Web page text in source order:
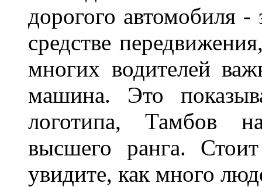
дорогого автомобиля
средстве
многих водителей
машина. Это
логотипа, Тамбов
высшего ранга.
увидите, как много